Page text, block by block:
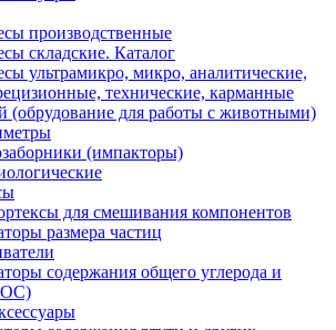
производственные
складские. Каталог
ультрамикро, микро, аналитические,
технические, карманные
(обрудование для работы с животными)
(импакторы)
для смешивания компонентов
размера частиц
содержания общего углерода и